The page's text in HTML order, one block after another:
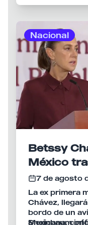
dialogado
durante las
investidura
colombiano,
acción que la
como una
recuperar el
Nacional
Betssy
México
7 de agosto
La ex primera
Chávez,
bordo de un
Mexicana,
Sheinbaum